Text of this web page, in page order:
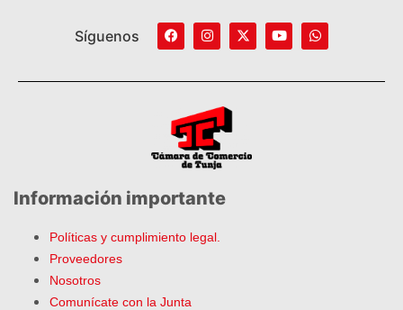
Síguenos
Información importante
Políticas y cumplimiento legal.
Proveedores
Nosotros
Comunícate con la Junta